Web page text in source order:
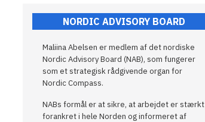
NORDIC ADVISORY BOARD
Maliina Abelsen er medlem af det nordiske
Nordic Advisory Board (NAB), som fungerer
som et strategisk rådgivende organ for
Nordic Compass.
NABs formål er at sikre, at arbejdet er stærkt
forankret i hele Norden og informeret af